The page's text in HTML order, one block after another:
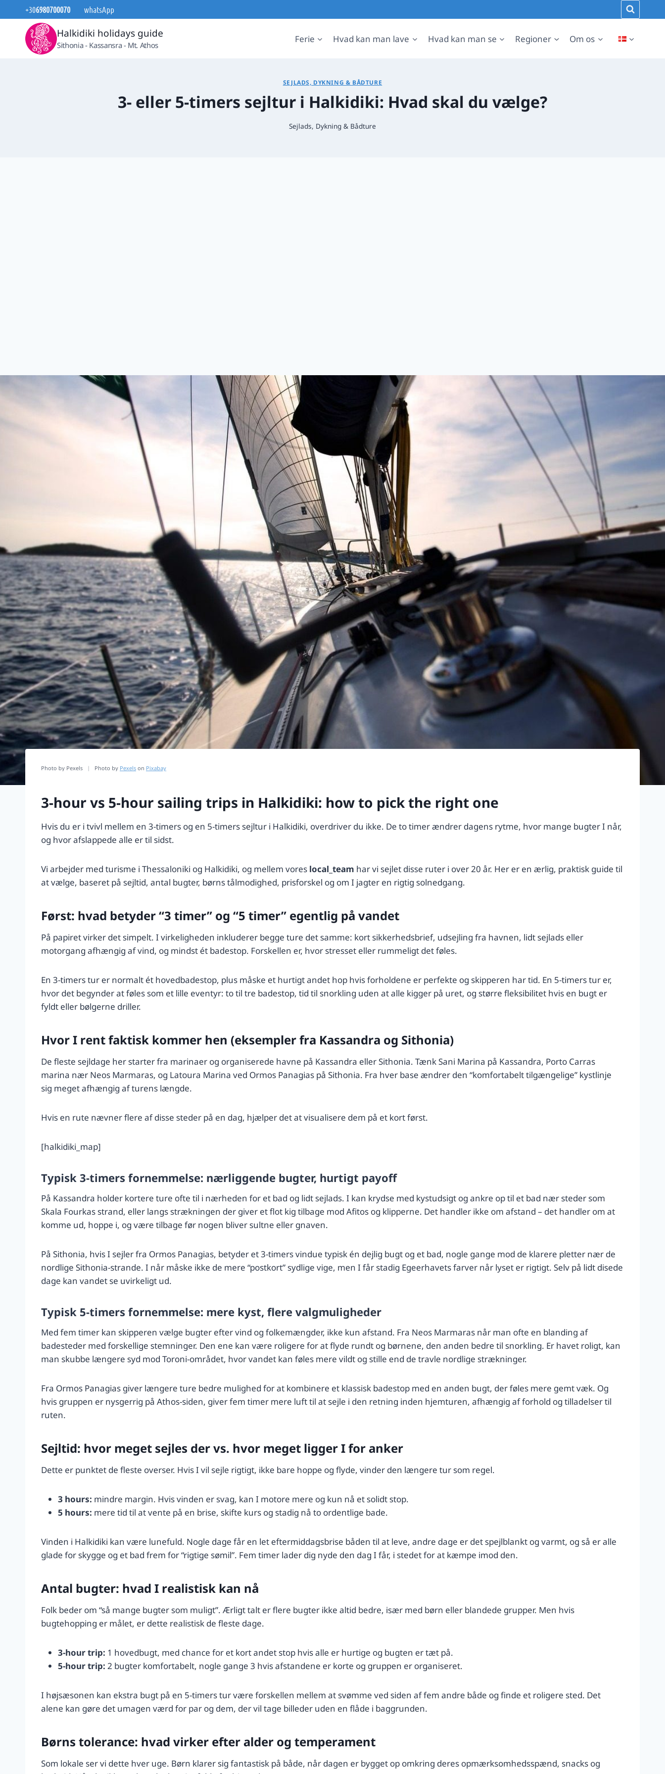
Fortsæt
til
indhold
+306980700070 whatsApp
Halkidiki holidays guide
Sithonia - Kassansra - Mt. Athos
Ferie Hvad kan man lave Hvad kan man se Regioner Om os
SEJLADS, DYKNING & BÅDTURE
3- eller 5-timers sejltur i Halkidiki: Hvad skal du vælge?
Sejlads, Dykning & Bådture
Photo by Pexels | Photo by Pexels on Pixabay
3-hour vs 5-hour sailing trips in Halkidiki: how to pick the right one
Hvis du er i tvivl mellem en 3-timers og en 5-timers sejltur i Halkidiki, overdriver du ikke. De to timer ændrer dagens rytme, hvor mange bugter I når,
og hvor afslappede alle er til sidst.
Vi arbejder med turisme i Thessaloniki og Halkidiki, og mellem vores local_team har vi sejlet disse ruter i over 20 år. Her er en ærlig, praktisk guide til
at vælge, baseret på sejltid, antal bugter, børns tålmodighed, prisforskel og om I jagter en rigtig solnedgang.
Først: hvad betyder “3 timer” og “5 timer” egentlig på vandet
På papiret virker det simpelt. I virkeligheden inkluderer begge ture det samme: kort sikkerhedsbrief, udsejling fra havnen, lidt sejlads eller
motorgang afhængig af vind, og mindst ét badestop. Forskellen er, hvor stresset eller rummeligt det føles.
En 3-timers tur er normalt ét hovedbadestop, plus måske et hurtigt andet hop hvis forholdene er perfekte og skipperen har tid. En 5-timers tur er,
hvor det begynder at føles som et lille eventyr: to til tre badestop, tid til snorkling uden at alle kigger på uret, og større fleksibilitet hvis en bugt er
fyldt eller bølgerne driller.
Hvor I rent faktisk kommer hen (eksempler fra Kassandra og Sithonia)
De fleste sejldage her starter fra marinaer og organiserede havne på Kassandra eller Sithonia. Tænk Sani Marina på Kassandra, Porto Carras
marina nær Neos Marmaras, og Latoura Marina ved Ormos Panagias på Sithonia. Fra hver base ændrer den “komfortabelt tilgængelige” kystlinje
sig meget afhængig af turens længde.
Hvis en rute nævner flere af disse steder på en dag, hjælper det at visualisere dem på et kort først.
[halkidiki_map]
Typisk 3-timers fornemmelse: nærliggende bugter, hurtigt payoff
På Kassandra holder kortere ture ofte til i nærheden for et bad og lidt sejlads. I kan krydse med kystudsigt og ankre op til et bad nær steder som
Skala Fourkas strand, eller langs strækningen der giver et flot kig tilbage mod Afitos og klipperne. Det handler ikke om afstand – det handler om at
komme ud, hoppe i, og være tilbage før nogen bliver sultne eller gnaven.
På Sithonia, hvis I sejler fra Ormos Panagias, betyder et 3-timers vindue typisk én dejlig bugt og et bad, nogle gange mod de klarere pletter nær de
nordlige Sithonia-strande. I når måske ikke de mere “postkort” sydlige vige, men I får stadig Egeerhavets farver når lyset er rigtigt. Selv på lidt disede
dage kan vandet se uvirkeligt ud.
Typisk 5-timers fornemmelse: mere kyst, flere valgmuligheder
Med fem timer kan skipperen vælge bugter efter vind og folkemængder, ikke kun afstand. Fra Neos Marmaras når man ofte en blanding af
badesteder med forskellige stemninger. Den ene kan være roligere for at flyde rundt og børnene, den anden bedre til snorkling. Er havet roligt, kan
man skubbe længere syd mod Toroni-området, hvor vandet kan føles mere vildt og stille end de travle nordlige strækninger.
Fra Ormos Panagias giver længere ture bedre mulighed for at kombinere et klassisk badestop med en anden bugt, der føles mere gemt væk. Og
hvis gruppen er nysgerrig på Athos-siden, giver fem timer mere luft til at sejle i den retning inden hjemturen, afhængig af forhold og tilladelser til
ruten.
Sejltid: hvor meget sejles der vs. hvor meget ligger I for anker
Dette er punktet de fleste overser. Hvis I vil sejle rigtigt, ikke bare hoppe og flyde, vinder den længere tur som regel.
3 hours: mindre margin. Hvis vinden er svag, kan I motore mere og kun nå et solidt stop.
5 hours: mere tid til at vente på en brise, skifte kurs og stadig nå to ordentlige bade.
Vinden i Halkidiki kan være lunefuld. Nogle dage får en let eftermiddagsbrise båden til at leve, andre dage er det spejlblankt og varmt, og så er alle
glade for skygge og et bad frem for “rigtige sømil”. Fem timer lader dig nyde den dag I får, i stedet for at kæmpe imod den.
Antal bugter: hvad I realistisk kan nå
Folk beder om “så mange bugter som muligt”. Ærligt talt er flere bugter ikke altid bedre, især med børn eller blandede grupper. Men hvis
bugtehopping er målet, er dette realistisk de fleste dage.
3-hour trip: 1 hovedbugt, med chance for et kort andet stop hvis alle er hurtige og bugten er tæt på.
5-hour trip: 2 bugter komfortabelt, nogle gange 3 hvis afstandene er korte og gruppen er organiseret.
I højsæsonen kan ekstra bugt på en 5-timers tur være forskellen mellem at svømme ved siden af fem andre både og finde et roligere sted. Det
alene kan gøre det umagen værd for par og dem, der vil tage billeder uden en flåde i baggrunden.
Børns tolerance: hvad virker efter alder og temperament
Som lokale ser vi dette hver uge. Børn klarer sig fantastisk på både, når dagen er bygget op omkring deres opmærksomhedsspænd, snacks og